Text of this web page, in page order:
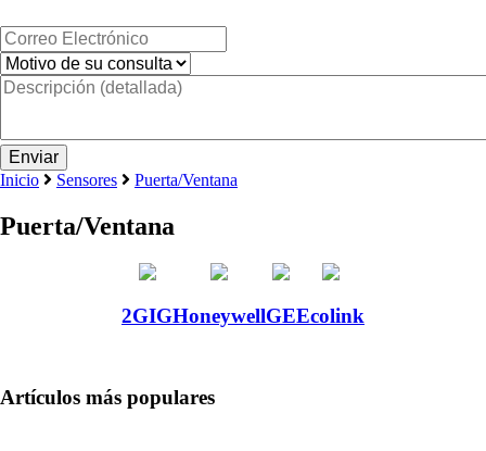
Inicio Sensores Puerta/Ventana
Puerta/Ventana
2GIGHoneywellGEEcolink
Artículos más populares